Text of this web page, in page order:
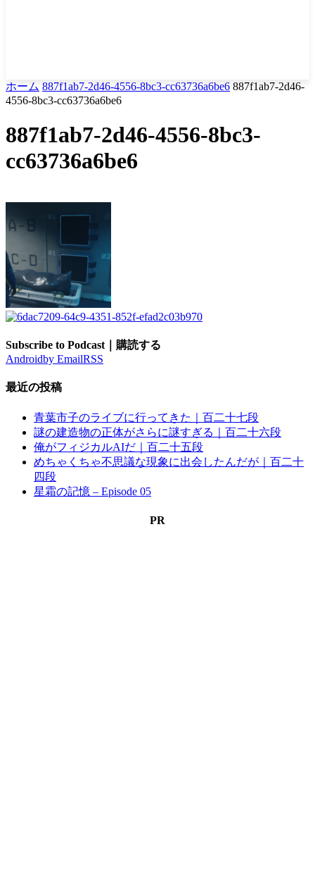
ホーム 887f1ab7-2d46-4556-8bc3-cc63736a6be6 887f1ab7-2d46-
4556-8bc3-cc63736a6be6
887f1ab7-2d46-4556-8bc3-
cc63736a6be6
Subscribe to Podcast｜購読する
Androidby EmailRSS
最近の投稿
青葉市子のライブに行ってきた｜百二十七段
謎の建造物の正体がさらに謎すぎる｜百二十六段
俺がフィジカルAIだ｜百二十五段
めちゃくちゃ不思議な現象に出会したんだが｜百二十
四段
星霜の記憶 – Episode 05
PR